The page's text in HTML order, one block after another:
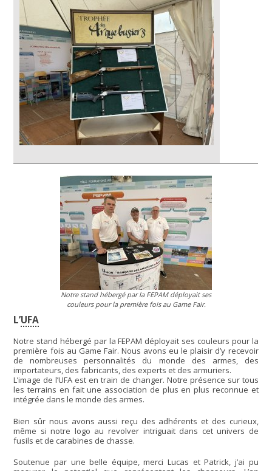
Notre stand hébergé par la FEPAM déployait ses
couleurs pour la première fois au Game Fair.
L’UFA
Notre stand hébergé par la FEPAM déployait ses couleurs pour la
première fois au Game Fair. Nous avons eu le plaisir d’y recevoir
de nombreuses personnalités du monde des armes, des
importateurs, des fabricants, des experts et des armuriers.
L’image de l’UFA est en train de changer. Notre présence sur tous
les terrains en fait une association de plus en plus reconnue et
intégrée dans le monde des armes.
Bien sûr nous avons aussi reçu des adhérents et des curieux,
même si notre logo au revolver intriguait dans cet univers de
fusils et de carabines de chasse.
Soutenue par une belle équipe, merci Lucas et Patrick, j’ai pu